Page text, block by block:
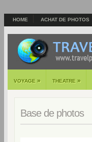
HOME ACHAT DE PHOTOS
VOYAGE » THEATRE »
Base de photos